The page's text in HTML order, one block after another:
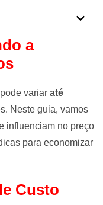
a
variar até
Neste guia, vamos
influenciam no preço
para economizar
Custo